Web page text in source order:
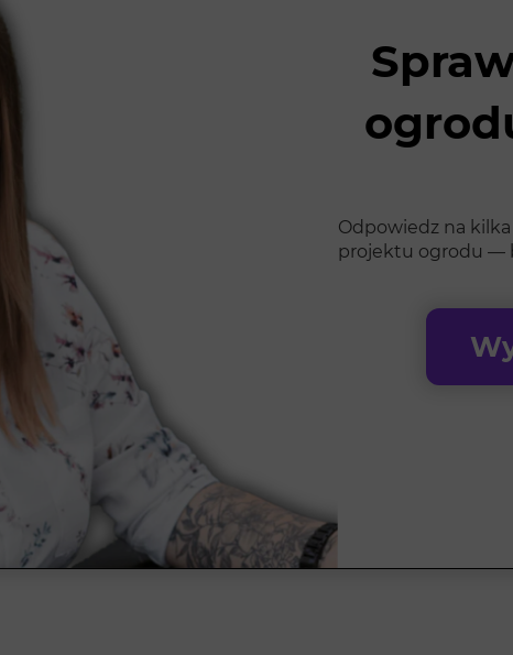
Odpowiedz na
projektu ogrodu —